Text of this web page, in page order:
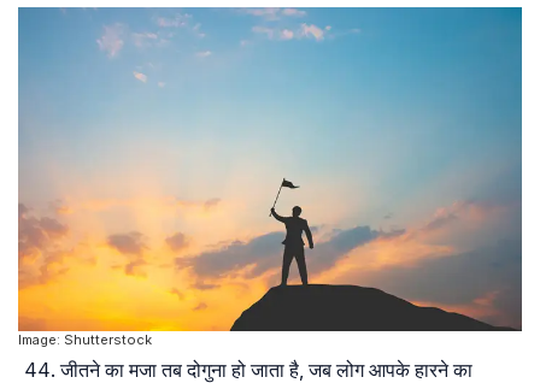
Image: Shutterstock
जीतने का मजा तब दोगुना हो जाता है, जब लोग आपके हारने का